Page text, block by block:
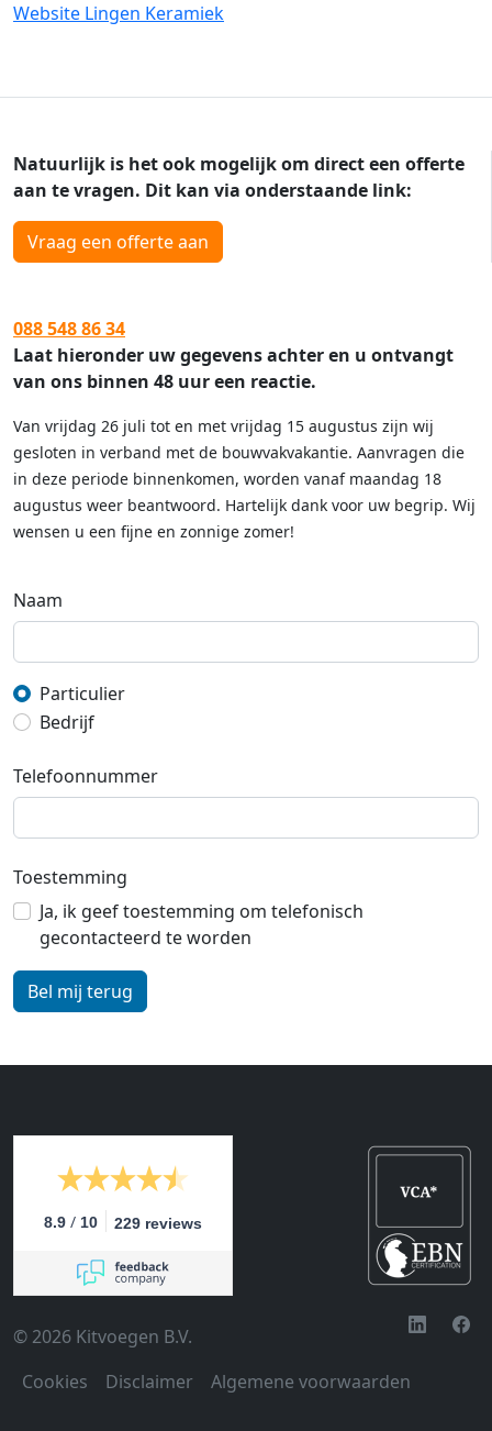
Website Lingen Keramiek
Natuurlijk is het ook mogelijk om direct een offerte
aan te vragen. Dit kan via onderstaande link:
Vraag een offerte aan
088 548 86 34
Laat hieronder uw gegevens achter en u ontvangt
van ons binnen 48 uur een reactie.
Van vrijdag 26 juli tot en met vrijdag 15 augustus zijn wij
gesloten in verband met de bouwvakvakantie. Aanvragen die
in deze periode binnenkomen, worden vanaf maandag 18
augustus weer beantwoord. Hartelijk dank voor uw begrip. Wij
wensen u een fijne en zonnige zomer!
Naam
Particulier
Bedrijf
Telefoonnummer
Toestemming
Ja, ik geef toestemming om telefonisch
gecontacteerd te worden
8.9 / 10 229 reviews
© 2026 Kitvoegen B.V.
Cookies
Disclaimer Algemene voorwaarden